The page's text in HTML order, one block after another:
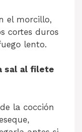
el morcillo,
cortes duros
lento.
sal al filete
la cocción